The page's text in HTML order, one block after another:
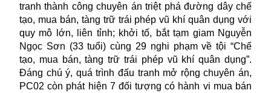
tranh thành công chuyên án triệt phá đường dây chế
tạo, mua bán, tàng trữ trái phépvũ khí quân dụng với
quy mô lớn, liên tỉnh; khởi tố, bắt tạm giam Nguyễn
Ngọc Sơn (33 tuổi) cùng 29 nghi phạm về tội “Chế
tạo, mua bán, tàng trữ trái phép vũ khí quân dụng”.
Đáng chú ý, quá trình đấu tranh mở rộng chuyên án,
PC02 còn phát hiện 7 đối tượng có hành vi mua bán